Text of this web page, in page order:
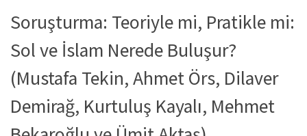
Soruşturma: Teoriyle mi, Pratikle mi:
Sol ve İslam Nerede Buluşur?
(Mustafa Tekin, Ahmet Örs, Dilaver
Demirağ, Kurtuluş Kayalı, Mehmet